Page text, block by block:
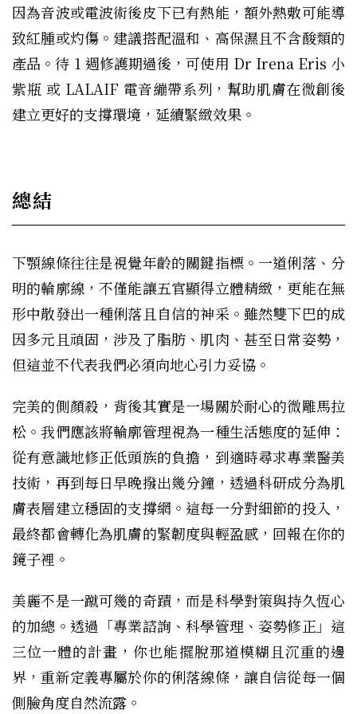
因為音波或電波術後皮下已有熱能，額外熱敷可能導
致紅腫或灼傷。建議搭配溫和、高保濕且不含酸類的
產品。待 1 週修護期過後，可使用 Dr Irena Eris 小
紫瓶 或 LALAIF 電音繃帶系列，幫助肌膚在微創後
建立更好的支撐環境，延續緊緻效果。
總結
下顎線條往往是視覺年齡的關鍵指標。一道俐落、分
明的輪廓線，不僅能讓五官顯得立體精緻，更能在無
形中散發出一種俐落且自信的神采。雖然雙下巴的成
因多元且頑固，涉及了脂肪、肌肉、甚至日常姿勢，
但這並不代表我們必須向地心引力妥協。
完美的側顏殺，背後其實是一場關於耐心的微雕馬拉
松。我們應該將輪廓管理視為一種生活態度的延伸：
從有意識地修正低頭族的負擔，到適時尋求專業醫美
技術，再到每日早晚撥出幾分鐘，透過科研成分為肌
膚表層建立穩固的支撐網。這每一分對細節的投入，
最終都會轉化為肌膚的緊韌度與輕盈感，回報在你的
鏡子裡。
美麗不是一蹴可幾的奇蹟，而是科學對策與持久恆心
的加總。透過「專業諮詢、科學管理、姿勢修正」這
三位一體的計畫，你也能擺脫那道模糊且沉重的邊
界，重新定義專屬於你的俐落線條，讓自信從每一個
側臉角度自然流露。